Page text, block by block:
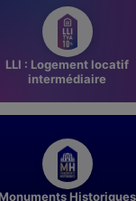
LLI : Logement locatif
intermédiaire
Monuments Historiques